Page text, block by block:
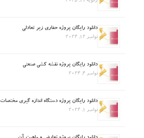
دانلود رایگان پروژه حفاری زیر تعادلی
نوامبر 12, 2024
دانلود رایگان پروژه نقشه کشی صنعتی
نوامبر 4, 2024
دانلود رایگان پروژه دستگاه اندازه گیری مختصات CMM
نوامبر 1, 2024